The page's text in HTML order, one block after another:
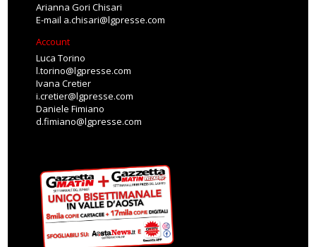
Arianna Gori Chisari
E-mail a.chisari@lgpresse.com
Account
Luca Torino
l.torino@lgpresse.com
Ivana Cretier
i.cretier@lgpresse.com
Daniele Fimiano
d.fimiano@lgpresse.com